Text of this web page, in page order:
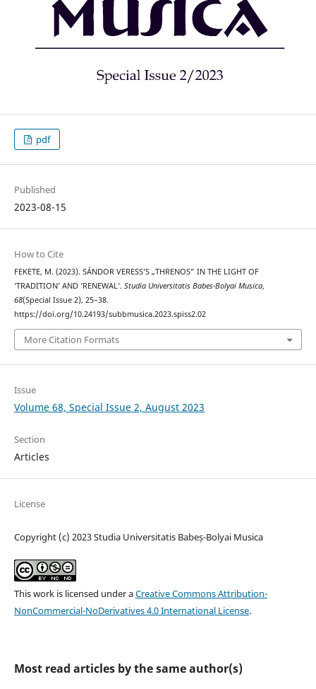
pdf
Published
2023-08-15
How to Cite
FEKETE, M. (2023). SÁNDOR VERESS’S „THRENOS” IN THE LIGHT OF
‘TRADITION’ AND ‘RENEWAL’. Studia Universitatis Babes-Bolyai Musica,
68(Special Issue 2), 25–38.
https://doi.org/10.24193/subbmusica.2023.spiss2.02
More Citation Formats
Issue
Volume 68, Special Issue 2, August 2023
Section
Articles
License
Copyright (c) 2023 Studia Universitatis Babeș-Bolyai Musica
This work is licensed under aCreative Commons Attribution-
NonCommercial-NoDerivatives 4.0 International License.
Most read articles by the same author(s)